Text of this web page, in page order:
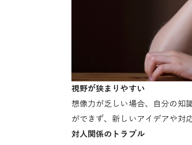
視野が狭まりやすい
想像力が乏しい場合、自分の知
ができず、新しいアイデアや対
対人関係のトラブル